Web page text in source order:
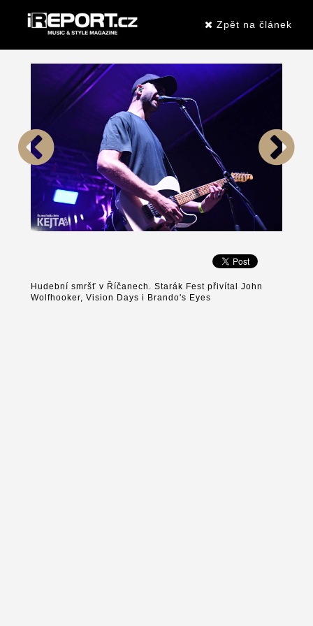
Zpět na článek
Hudební smršť v Říčanech. Starák Fest přivítal John
Wolfhooker, Vision Days i Brando's Eyes